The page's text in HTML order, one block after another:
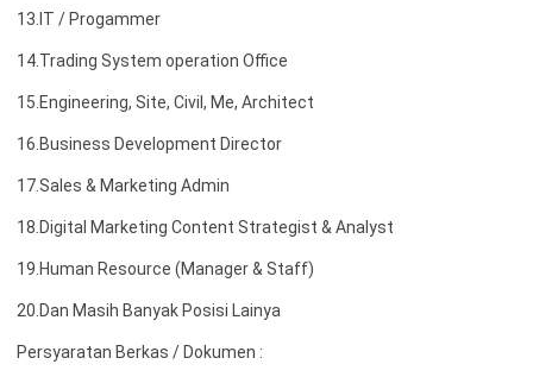
13.IT / Progammer
14.Trading System operation Office
15.Engineering, Site, Civil, Me, Architect
16.Business Development Director
17.Sales & Marketing Admin
18.Digital Marketing Content Strategist & Analyst
19.Human Resource (Manager & Staff)
20.Dan Masih Banyak Posisi Lainya
Persyaratan Berkas / Dokumen :